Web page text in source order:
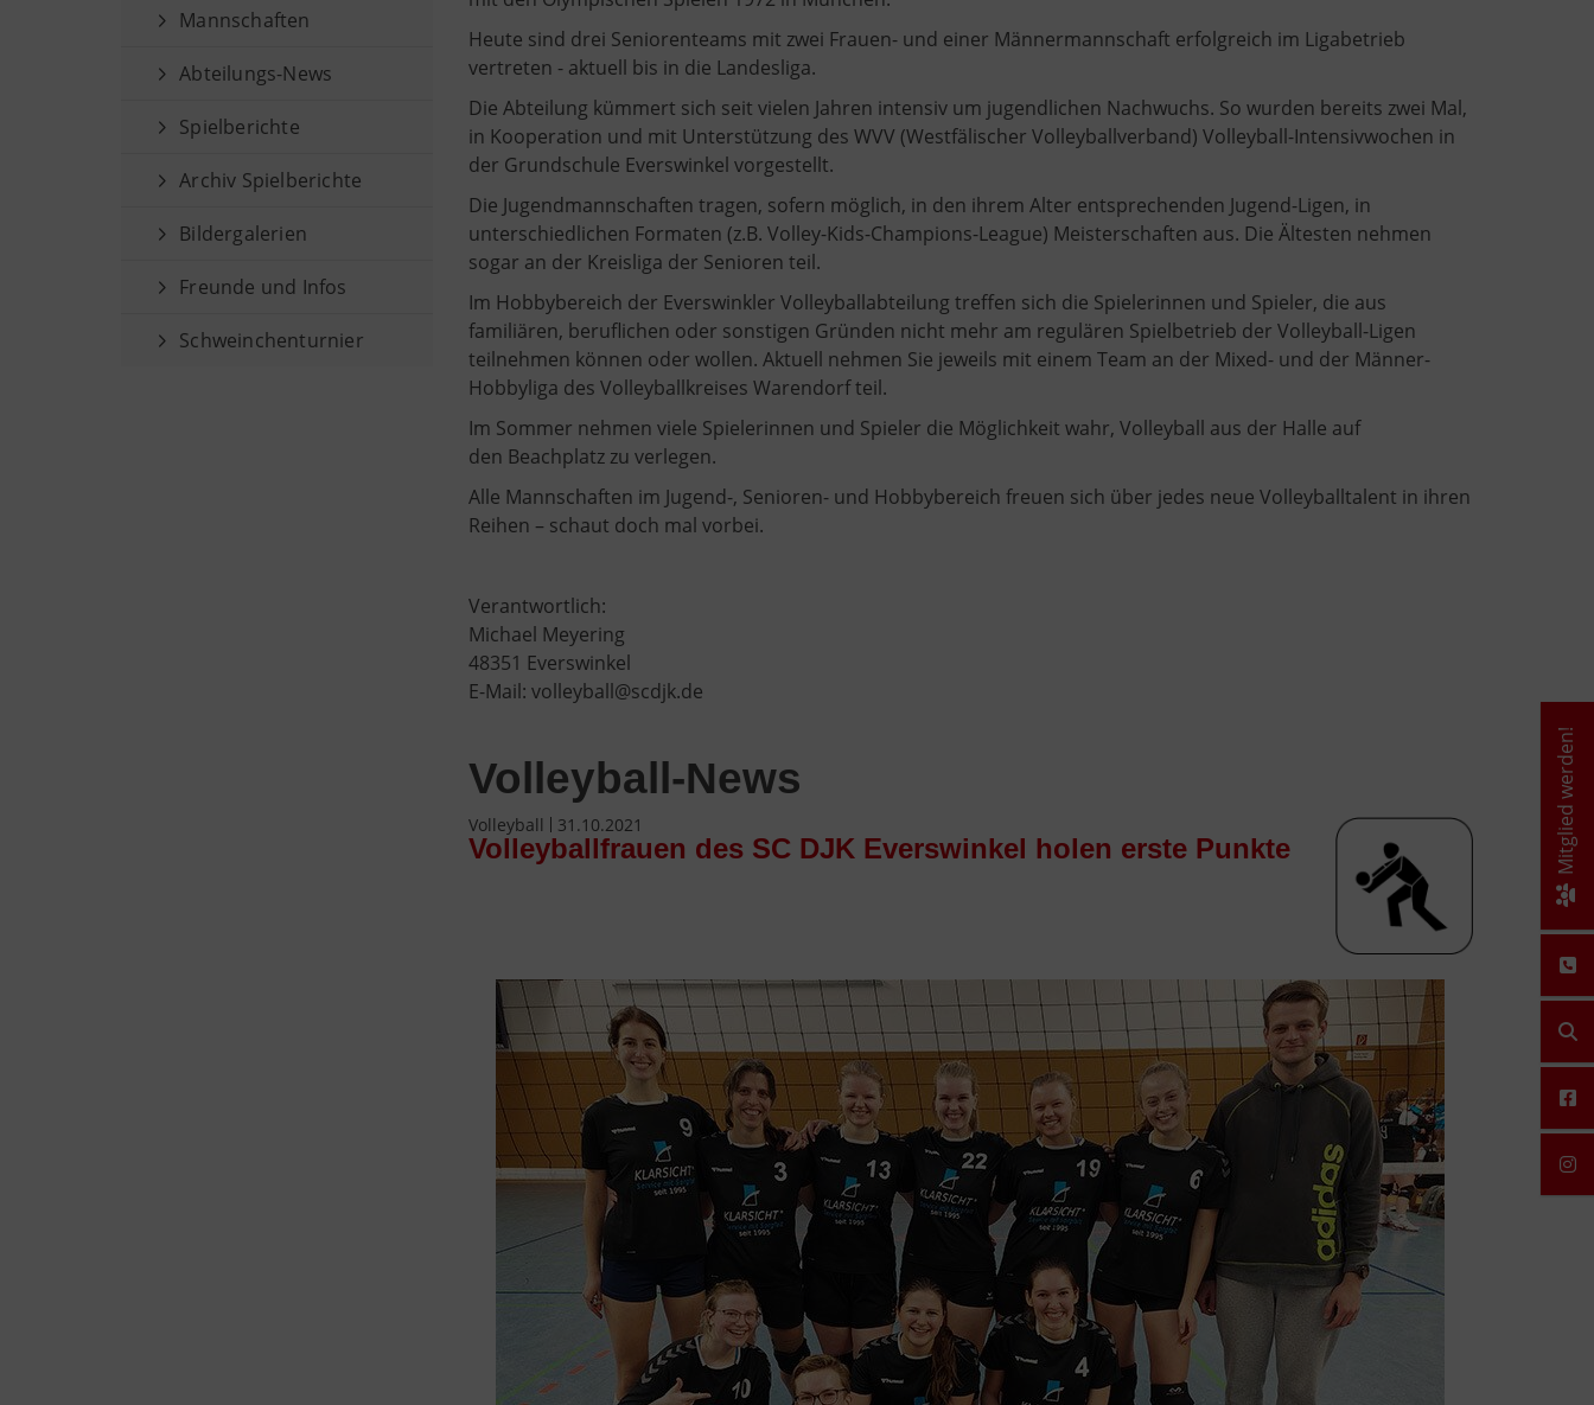
Heute sind drei Seniorenteams mit zwei Frauen- und einer Männermannschaft erfolgreich im Ligabetrieb
vertreten - aktuell bis in die Landesliga.
Die Abteilung kümmert sich seit vielen Jahren intensiv um jugendlichen Nachwuchs. So wurden bereits zwei Mal,
in Kooperation und mit Unterstützung des WVV (Westfälischer Volleyballverband) Volleyball-Intensivwochen in
der Grundschule Everswinkel vorgestellt.
Die Jugendmannschaften tragen, sofern möglich, in den ihrem Alter entsprechenden Jugend-Ligen, in
unterschiedlichen Formaten (z.B. Volley-Kids-Champions-League) Meisterschaften aus. Die Ältesten nehmen
sogar an der Kreisliga der Senioren teil.
Im Hobbybereich der Everswinkler Volleyballabteilung treffen sich die Spielerinnen und Spieler, die aus
familiären, beruflichen oder sonstigen Gründen nicht mehr am regulären Spielbetrieb der Volleyball-Ligen
teilnehmen können oder wollen. Aktuell nehmen Sie jeweils mit einem Team an der Mixed- und der Männer-
Hobbyliga des Volleyballkreises Warendorf teil.
Im Sommer nehmen viele Spielerinnen und Spieler die Möglichkeit wahr, Volleyball aus der Halle auf
den Beachplatz zu verlegen.
Alle Mannschaften im Jugend-, Senioren- und Hobbybereich freuen sich über jedes neue Volleyballtalent in ihren
Reihen – schaut doch mal vorbei.
Verantwortlich:
Michael Meyering
48351 Everswinkel
E-Mail: volleyball@scdjk.de
Volleyball-News
Volleyball 31.10.2021
Volleyballfrauen des SC DJK Everswinkel holen erste Punkte
Mannschaften
Abteilungs-News
Spielberichte
Archiv Spielberichte
Bildergalerien
Freunde und Infos
Schweinchenturnier
Mitglied werden!